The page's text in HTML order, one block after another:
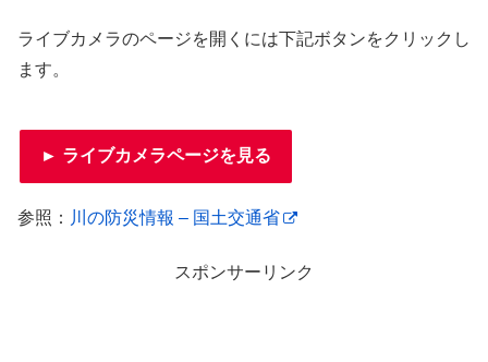
ライブカメラのページを開くには下記ボタンをクリックし
ます。
► ライブカメラページを見る
参照： 川の防災情報 – 国土交通省
スポンサーリンク